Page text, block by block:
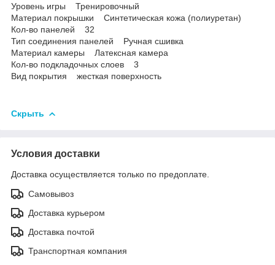
Уровень игры Тренировочный
Материал покрышки Синтетическая кожа (полиуретан)
Кол-во панелей 32
Тип соединения панелей Ручная сшивка
Материал камеры Латексная камера
Кол-во подкладочных слоев 3
Вид покрытия жесткая поверхность
Скрыть
Условия доставки
Доставка осуществляется только по предоплате.
Самовывоз
Доставка курьером
Доставка почтой
Транспортная компания